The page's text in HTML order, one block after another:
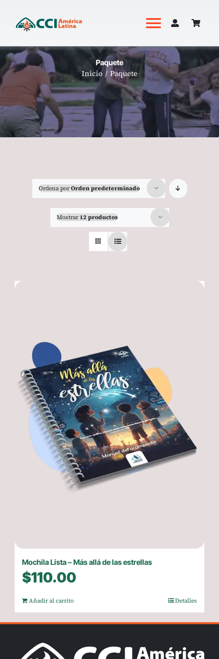
contenido
Toggle
Academia
Productos
Revista Hoguera
Paquete
Inicio Paquete
Ordena porOrden predeterminado
Mostrar12 productos
Mochila Lista – Más allá de las estrellas
$110.00
Añadir al carrito Detalles